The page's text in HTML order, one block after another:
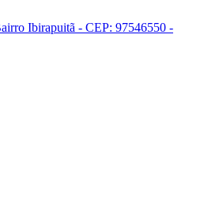
Ibirapuitã - CEP: 97546550 -